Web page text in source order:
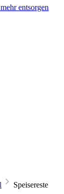
entsorgen
Speisereste